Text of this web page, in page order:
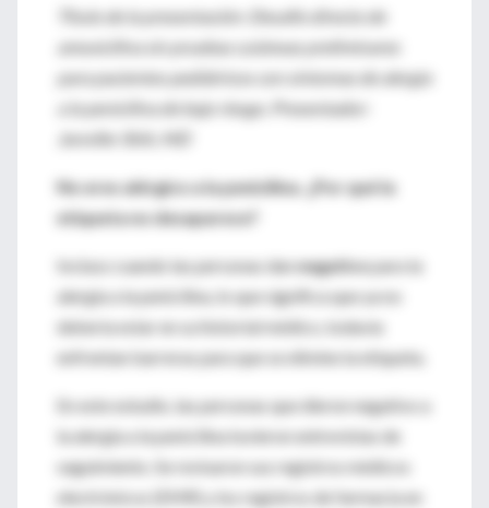
Título de la presentación: Desafío directo de
amoxicilina sin pruebas cutáneas preliminares
para pacientes pediátricos con síntomas de alergia
a la penicilina de bajo riesgo. Presentador:
Jennifer Shih, MD
No eres alérgico a la penicilina. ¿Por qué la
etiqueta no desaparece?
Incluso cuando las personas dannegativopara la
alergia a la penicilina, lo que significa que ya no
debería estar en su historial médico, todavía
enfrentan barreras para que se elimine la etiqueta.
En este estudio, las personas que dieron negativo a
la alergia a la penicilina tuvieron entrevistas de
seguimiento. Se revisaron sus registros médicos
electrónicos (EMR) y los registros de farmacia en